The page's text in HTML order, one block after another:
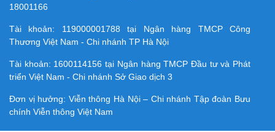
18001166
Tài khoản: 119000001788 tại Ngân hàng TMCP Công
Thương Việt Nam - Chi nhánh TP Hà Nội
Tài khoản: 1600114156 tại Ngân hàng TMCP Ðầu tư và Phát
triển Việt Nam - Chi nhánh Sở Giao dịch 3
Đơn vị hưởng: Viễn thông Hà Nội – Chi nhánh Tập đoàn Bưu
chính Viễn thông Việt Nam